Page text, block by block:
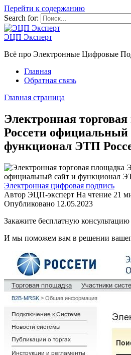
Перейти к содержанию
Search for:
ЭЦП Эксперт
Всё про Электронные Цифровые
Главная
Обратная связь
Главная страница
Электронная
Россети официальный
функционал ЭТП
Электронная цифровая подпись
Автор ЭЦП-эксперт На чтение 21
Опубликовано 12.05.2023
Закажите бесплатную консультацию
И мы поможем вам в решении